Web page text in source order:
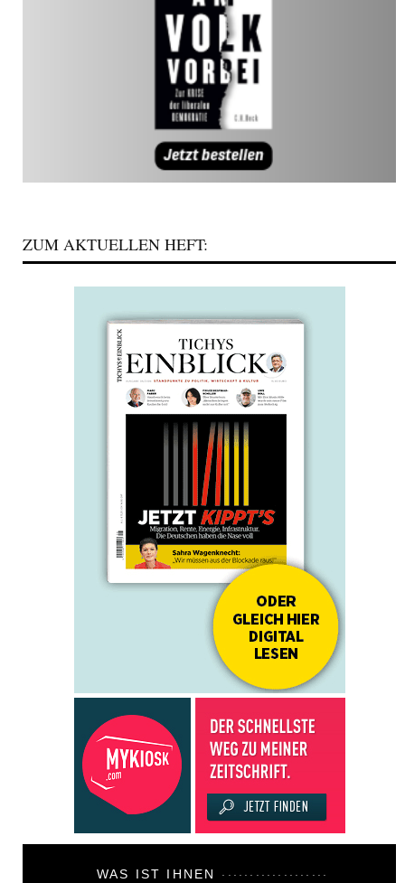
ZUM AKTUELLEN HEFT:
WAS IST IHNEN